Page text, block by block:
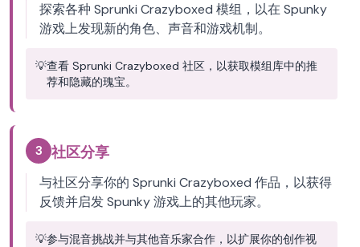
探索各种 Sprunki Crazyboxed 模组，以在 Spunky
游戏上发现新的角色、声音和游戏机制。
💡查看 Sprunki Crazyboxed 社区，以获取模组库中的推
荐和隐藏的瑰宝。
3 社区分享
与社区分享你的 Sprunki Crazyboxed 作品，以获得
反馈并启发 Spunky 游戏上的其他玩家。
💡参与混音挑战并与其他音乐家合作，以扩展你的创作视